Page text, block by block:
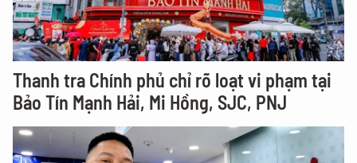
Thanh tra Chính phủ chỉ rõ loạt vi phạm tại
Bảo Tín Mạnh Hải, Mi Hồng, SJC, PNJ